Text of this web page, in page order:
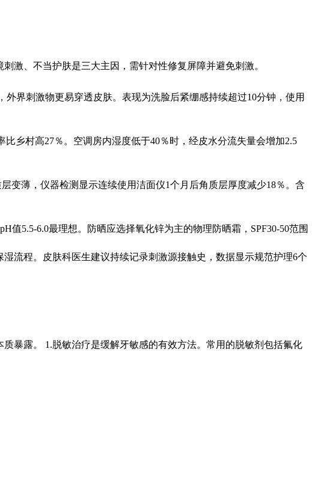
激、不当护肤是三大主因，需针对性修复屏障并避免刺激。
界刺激物更易穿透皮肤。表现为洗脸后紧绷感持续超过10分钟，使用
乡村高27％。空调房内湿度低于40％时，经皮水分流失量会增加2.5
变薄，仪器检测显示连续使用洁面仪1个月后角质层厚度减少18％。含
5.5-6.0最理想。防晒应选择氧化锌为主的物理防晒霜，SPF30-50范围
流程。皮肤科医生建议持续记录刺激源接触史，数据显示规范护理6个
暴露。 1.脱敏治疗是缓解牙敏感的有效方法。常用的脱敏剂包括氟化